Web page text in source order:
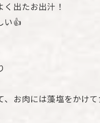
出たお出汁！
い👍
お肉には藻塩をかけ